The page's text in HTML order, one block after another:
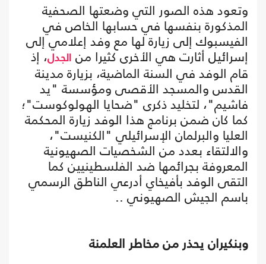
وتعود هذه الصور التي وضعتها الصحفية
المذكورة بنفسها في حسابها الخاص في
الفيسبوك إلى زيارة لها مع وفد إعلامي إلى
إسرائيل أثارت هي الأخرى كثيرا من الجدل، إذ
قام الوفد في السنة الماضية، بزيارة مدينة
القدس والمسجد الأقصى ومؤسسة "يد
فاشيم"، لتخليد ذكرى "ضحايا الهولوكوست"؛
كما كان ضمن برنامج هذا الوفد زيارة المحكمة
العليا والبرلمان الإسرائيلي "الكنيست"،
والالتقاء بعدد من الشخصيات الصهيونية
المعروفة بجرائمها ضد الفلسطينيين كما
التقى الوفد بأفيخاي أدرعي الناطق الرسمي
باسم الجيش الصهيوني ..
وبنكيران يحذر من مخاطر العلمنة